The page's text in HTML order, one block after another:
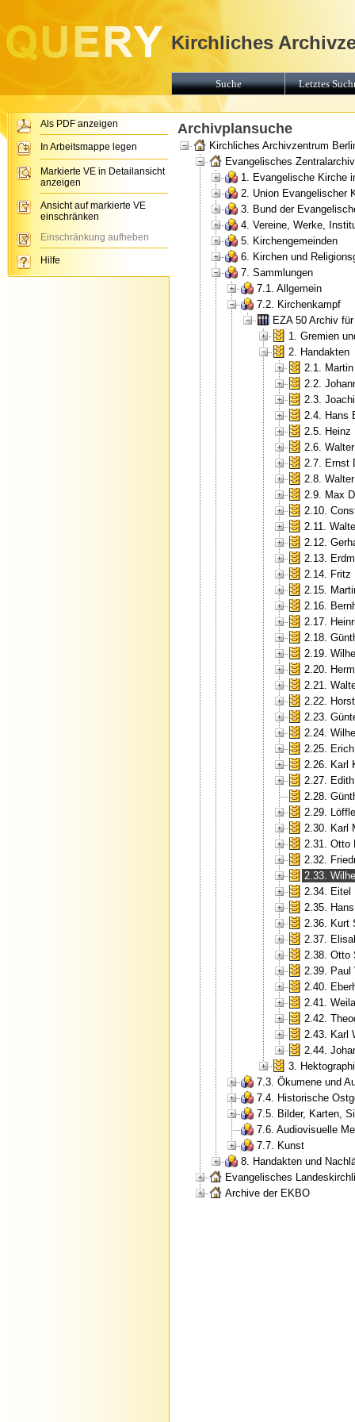
Archivplansuche
Kirchliches Archivzentrum
Evangelisches
1. Evangelische Kirche
2. Union Evangelischer
3. Bund der
4. Vereine, Werke,
5. Kirchengemeinden
6. Kirchen und
7. Sammlungen
7.1. Allgemein
7.2. Kirchenkampf
EZA 50 Archiv
1. Gremien
2. Handakten
2.1.
2.2.
2.3.
2.4. Hans
2.5. Heinz
2.6.
2.7. Ernst
2.8.
2.9. Max
2.10.
2.11.
2.12.
2.13.
2.14. Fritz
2.15.
2.16.
2.17.
2.18.
2.19.
2.20.
2.21.
2.22.
2.23.
2.24.
2.25.
2.26. Karl
2.27.
2.28.
2.29.
2.30. Karl
2.31. Otto
2.32.
2.33.
2.34. Eitel
2.35.
2.36. Kurt
2.37.
2.38. Otto
2.39. Paul
2.40.
2.41.
2.42.
2.43. Karl
2.44.
3.
7.3. Ökumene und
7.4. Historische
7.5. Bilder, Karten,
7.6. Audiovisuelle
7.7. Kunst
8. Handakten und
Evangelisches
Archive der EKBO
Kirchliches
Suche Letztes
Als PDF anzeigen
In Arbeitsmappe legen
Markierte VE in Detailansicht
anzeigen
Ansicht auf markierte VE
einschränken
Einschränkung aufheben
Hilfe